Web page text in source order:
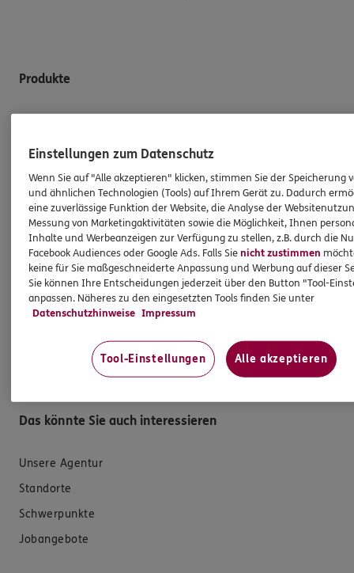
Produkte
Krankenversicherung
Versicherungen für den privaten Bedarf
Versicherungen für Geschäftskunden
Hilfe & Services
E-Mail schreiben
Schaden melden
EU-Offenlegungsvereinbarung
Datenverarbeitung
Das könnte Sie auch interessieren
Unsere Agentur
Standorte
Schwerpunkte
Jobangebote
Einstellungen zum Datenschutz
Wenn Sie auf "Alle akzeptieren" klicken, stimmen Sie der Speicherung
und ähnlichen Technologien (Tools) auf Ihrem Gerät zu. Dadurch
eine zuverlässige Funktion der Website, die Analyse der
Messung von Marketingaktivitäten sowie die Möglichkeit, Ihnen
Inhalte und Werbeanzeigen zur Verfügung zu stellen, z.B. durch die
Facebook Audiences oder Google Ads. Falls Sienicht zustimmen
keine für Sie maßgeschneiderte Anpassung und Werbung auf dieser
Sie können Ihre Entscheidungen jederzeit über den Button "Tool-
anpassen. Näheres zu den eingesetzten Tools finden Sie unter
Datenschutzhinweise Impressum
Tool-Einstellungen Alle akzeptieren